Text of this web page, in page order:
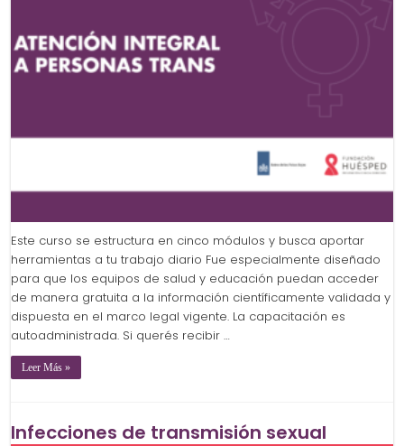
Este curso se estructura en cinco módulos y busca aportar
herramientas a tu trabajo diario Fue especialmente diseñado
para que los equipos de salud y educación puedan acceder
de manera gratuita a la información científicamente validada y
dispuesta en el marco legal vigente. La capacitación es
autoadministrada. Si querés recibir …
Leer Más »
Infecciones de transmisión sexual